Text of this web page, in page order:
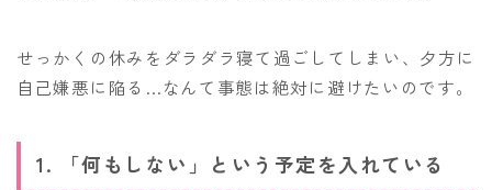
せっかくの休みをダラダラ寝て過ごしてしまい、夕方に
自己嫌悪に陥る…なんて事態は絶対に避けたいのです。
1. 「何もしない」という予定を入れている